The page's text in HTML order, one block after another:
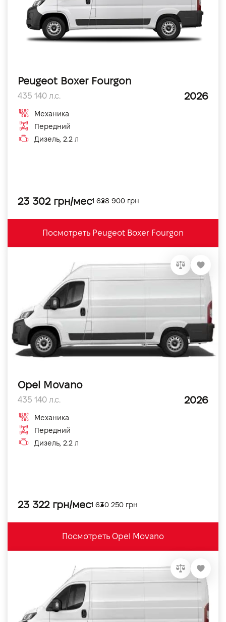
Peugeot Boxer Fourgon
435 140 л.с. 2026
Механика
Передний
Дизель, 2.2 л
23 302 грн/мес1 628 900 грн
Посмотреть Peugeot Boxer Fourgon
Opel Movano
435 140 л.с. 2026
Механика
Передний
Дизель, 2.2 л
23 322 грн/мес1 630 250 грн
Посмотреть Opel Movano